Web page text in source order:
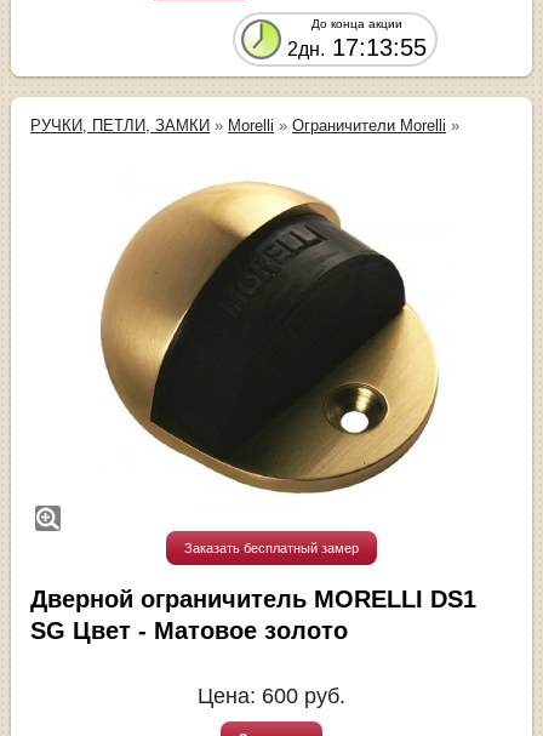
До конца акции
2дн. 17:13:55
РУЧКИ, ПЕТЛИ, ЗАМКИ » Morelli »Ограничители Morelli »
Заказать бесплатный замер
Дверной ограничитель MORELLI DS1
SG Цвет - Матовое золото
Цена: 600 руб.